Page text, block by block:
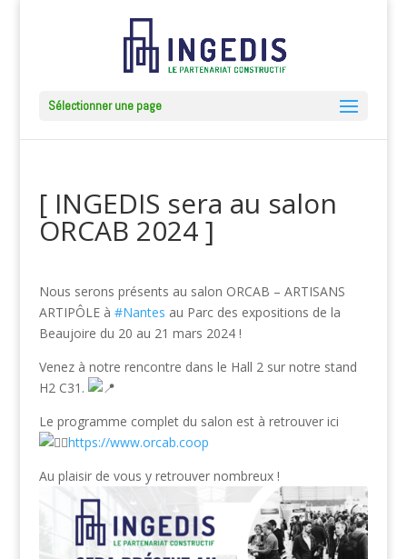
Sélectionner une page
[ INGEDIS sera au salon
ORCAB 2024 ]
Nous serons présents au salon ORCAB – ARTISANS
ARTIPÔLE à #Nantes au Parc des expositions de la
Beaujoire du 20 au 21 mars 2024 !
Venez à notre rencontre dans le Hall 2 sur notre stand
H2 C31.
Le programme complet du salon est à retrouver ici
https://www.orcab.coop
Au plaisir de vous y retrouver nombreux !